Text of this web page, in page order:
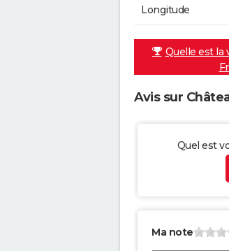
Longitude
Quelle est la
Avis sur
Quel est
Ma note